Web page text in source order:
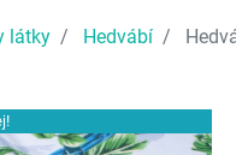
látky Hedvábí